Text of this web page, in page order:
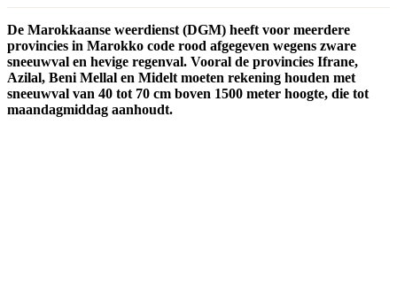
De Marokkaanse weerdienst (DGM) heeft voor meerdere
provincies in Marokko code rood afgegeven wegens zware
sneeuwval en hevige regenval. Vooral de provincies Ifrane,
Azilal, Beni Mellal en Midelt moeten rekening houden met
sneeuwval van 40 tot 70 cm boven 1500 meter hoogte, die tot
maandagmiddag aanhoudt.